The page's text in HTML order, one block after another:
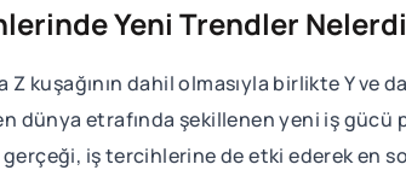
Yeni Trendler
Z kuşağının dahil olmasıyla birlikte Y
dünya etrafında şekillenen yeni iş
iş tercihlerine de etki ederek en